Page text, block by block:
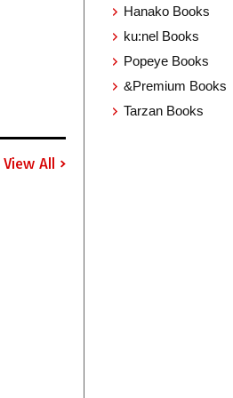
View All
Hanako Books
ku:nel Books
Popeye Books
&Premium Books
Tarzan Books